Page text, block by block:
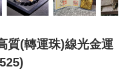
質(轉運珠)線光金運